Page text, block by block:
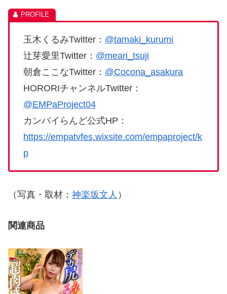
玉木くるみTwitter： @tamaki_kurumi
辻芽愛里Twitter： @meari_tsuji
朝倉ここなTwitter： @Cocona_asakura
HORORIチャンネルTwitter：
@EMPaProject04
カンパイらんど公式HP：
https://empatvfes.wixsite.com/empaproject/k
p
（写真・取材： 神楽坂文人 ）
関連商品